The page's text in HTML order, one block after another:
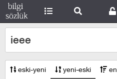
ieee
eski-yeni yeni-eski